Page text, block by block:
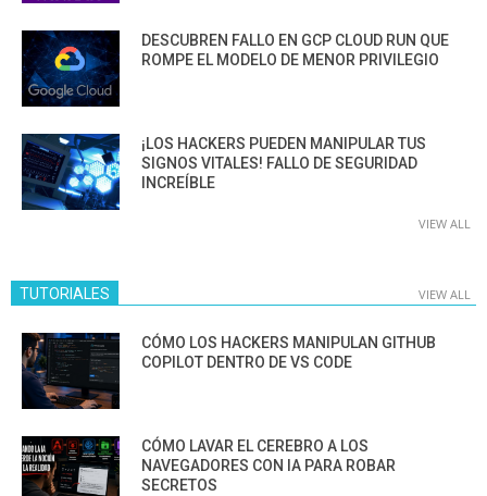
DESCUBREN FALLO EN GCP CLOUD RUN QUE
ROMPE EL MODELO DE MENOR PRIVILEGIO
¡LOS HACKERS PUEDEN MANIPULAR TUS
SIGNOS VITALES! FALLO DE SEGURIDAD
INCREÍBLE
VIEW ALL
TUTORIALES VIEW ALL
CÓMO LOS HACKERS MANIPULAN GITHUB
COPILOT DENTRO DE VS CODE
CÓMO LAVAR EL CEREBRO A LOS
NAVEGADORES CON IA PARA ROBAR
SECRETOS